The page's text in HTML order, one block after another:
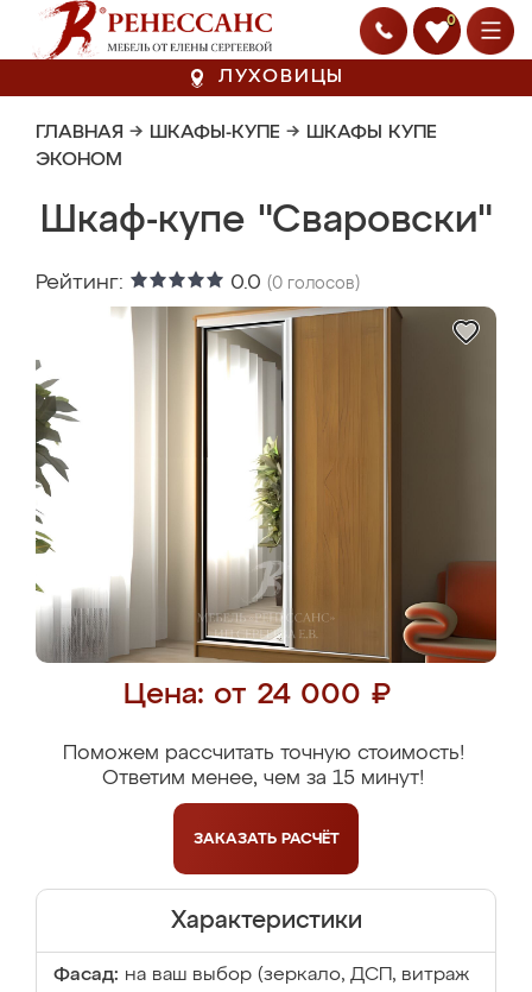
0
ЛУХОВИЦЫ
ГЛАВНАЯ → ШКАФЫ-КУПЕ → ШКАФЫ КУПЕ
ЭКОНОМ
Шкаф-купе "Сваровски"
Рейтинг: 0.0 (0 голосов)
Цена: от 24 000 ₽
Поможем рассчитать точную стоимость!
Ответим менее, чем за 15 минут!
ЗАКАЗАТЬ РАСЧЁТ
Характеристики
Фасад: на ваш выбор (зеркало, ДСП, витраж